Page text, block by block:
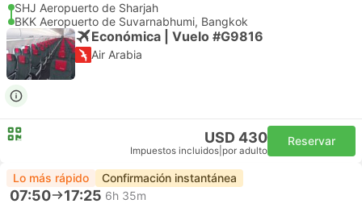
SHJ Aeropuerto de Sharjah
BKK Aeropuerto de Suvarnabhumi, Bangkok
Económica | Vuelo #G9816
Air Arabia
USD 430
Impuestos incluidos por adulto
Reservar
Lo más rápido Confirmación instantánea
07:50 17:25 6h 35m